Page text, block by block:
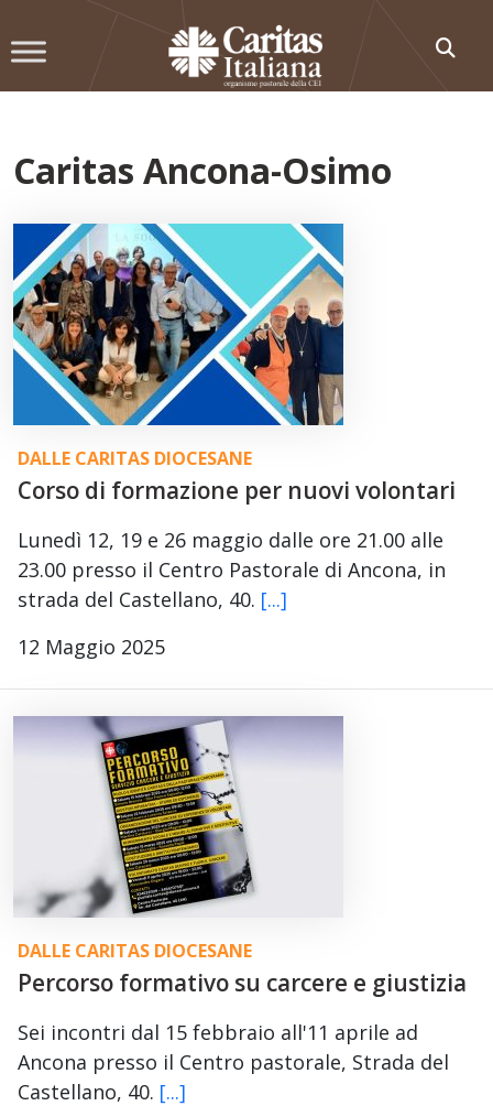
to
Caritas Ancona-Osimo
DALLE CARITAS DIOCESANE
Corso di formazione per nuovi volontari
Lunedì 12, 19 e 26 maggio dalle ore 21.00 alle
23.00 presso il Centro Pastorale di Ancona, in
strada del Castellano, 40. [...]
12 Maggio 2025
DALLE CARITAS DIOCESANE
Percorso formativo su carcere e giustizia
Sei incontri dal 15 febbraio all'11 aprile ad
Ancona presso il Centro pastorale, Strada del
Castellano, 40. [...]